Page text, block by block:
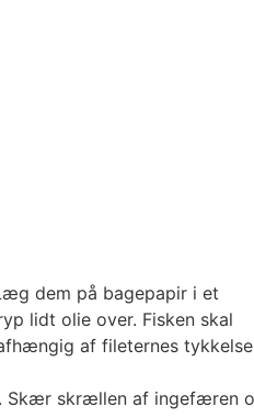
dem på bagepapir i et
lidt olie over. Fisken skal
af fileternes
Skær skrællen af ingefæren